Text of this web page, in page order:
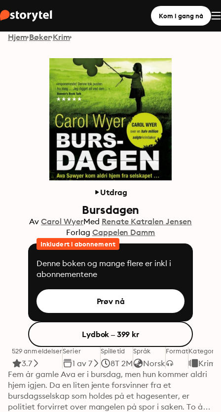
Kom i gang nå
Hjem Bøker Krim
Utdrag
Bursdagen
Av Carol WyerMed Renate Katralen Jensen
Forlag Cappelen Damm
Inkludert i abonnement
Denne boken og mange flere er inkl i
abonnementene
Prøv nå
Lydbok – 399 kr
529 anmeldelser
3.7
Serier
1 av 7
Spilletid
8T 2M
Språk
Norsk
FormatKategori
Krim
Fem år gamle Ava er i bursdag, men hun kommer aldri
hjem igjen. Da en liten jente forsvinner fra et
bursdagsselskap som holdes på et hagesenter, er
politiet forvirret over mangelen på spor i saken. To år